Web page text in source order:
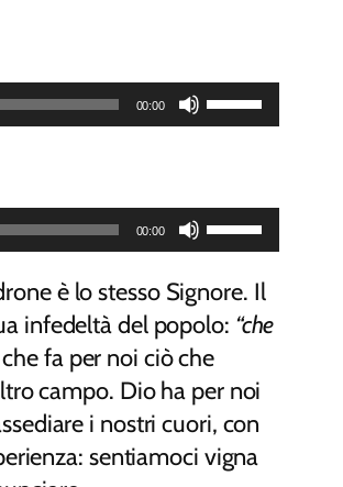
00:00
Usa
i
su/giù
aumentare
o
diminuire
il
volume.
00:00
Usa
i
tasti
freccia
su/giù
per
aumentare
o
è lo stesso Signore. Il
infedeltà del popolo: “che
fa per noi ciò che
campo. Dio ha per noi
i nostri cuori, con
sentiamoci vigna